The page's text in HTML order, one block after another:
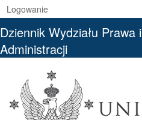
Logowanie
Dziennik Wydziału Prawa i
Administracji